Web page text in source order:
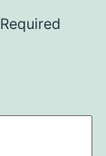
Required